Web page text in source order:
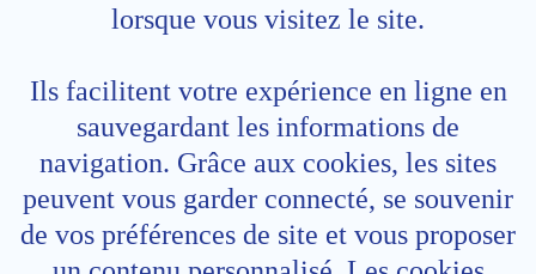
lorsque vous visitez le site.
Ils facilitent votre expérience en ligne en
sauvegardant les informations de
navigation. Grâce aux cookies, les sites
peuvent vous garder connecté, se souvenir
de vos préférences de site et vous proposer